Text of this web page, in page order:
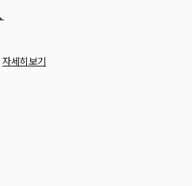
자세히보기